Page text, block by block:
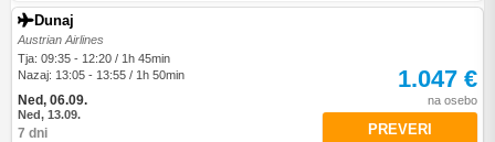
Dunaj
Austrian Airlines
Tja: 09:35 - 12:20 / 1h 45min
Nazaj: 13:05 - 13:55 / 1h 50min
Ned, 06.09.
Ned, 13.09.
7 dni
1.047 €
na osebo
PREVERI